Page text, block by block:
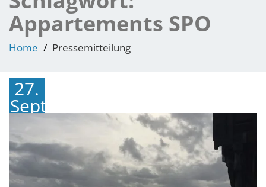
Appartements SPO
Home Pressemitteilung
27.
September
2018